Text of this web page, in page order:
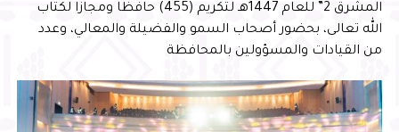
المشرق 2” للعام 1447هـ لتكريم (455) حافظًا ومجازًا لكتاب
الله تعالى، بحضور أصحاب السمو والفضيلة والمعالي، وعدد
من القيادات والمسؤولين بالمحافظة